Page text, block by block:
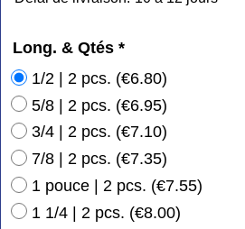
Long. & Qtés *
1/2 | 2 pcs. (€6.80)
5/8 | 2 pcs. (€6.95)
3/4 | 2 pcs. (€7.10)
7/8 | 2 pcs. (€7.35)
1 pouce | 2 pcs. (€7.55)
1 1/4 | 2 pcs. (€8.00)